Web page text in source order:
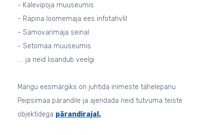
- Kalevipoja muuseumis
- Räpina loomemaja ees infotahvlil
- Samovarimaja seinal.
- Setomaa muuseumis
.... ja neid lisandub veelgi
Mängu eesmärgiks on juhtida inimeste tähelepanu
Peipsimaa pärandile ja ajendada neid tutvuma teiste
objektidega pärandirajal.